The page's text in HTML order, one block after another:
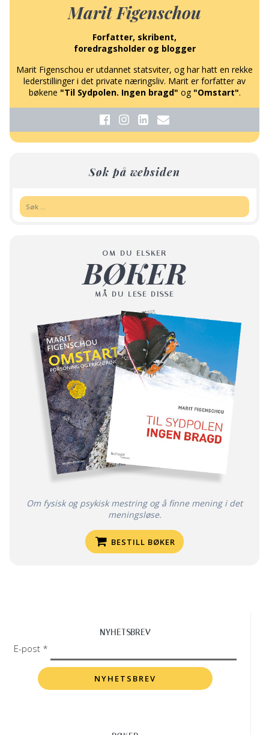
Marit Figenschou
Forfatter, skribent,
foredragsholder og blogger
Marit Figenschou er utdannet statsviter, og har hatt en rekke
lederstillinger i det private næringsliv. Marit er forfatter av
bøkene "Til Sydpolen. Ingen bragd" og "Omstart".
Søk på websiden
OM DU ELSKER
BØKER
MÅ DU LESE DISSE
Om fysisk og psykisk mestring og å finne mening i det
meningsløse.
BESTILL BØKER
NYHETSBREV
E-post *